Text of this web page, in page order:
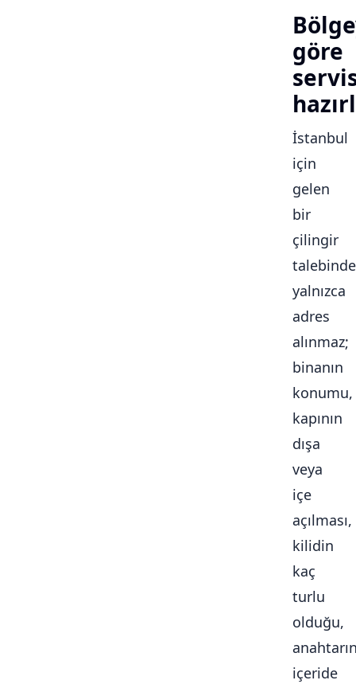
göre
İstanbul
için
gelen
bir
çilingir
talebinde
yalnızca
adres
alınmaz;
binanın
konumu,
kapının
dışa
veya
içe
açılması,
kilidin
kaç
turlu
olduğu,
içeride